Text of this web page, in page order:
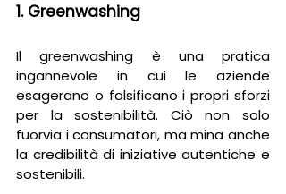
1. Greenwashing
Il greenwashing è una pratica
ingannevole in cui le aziende
esagerano o falsificano i propri sforzi
per la sostenibilità. Ciò non solo
fuorvia i consumatori, ma mina anche
la credibilità di iniziative autentiche e
sostenibili.